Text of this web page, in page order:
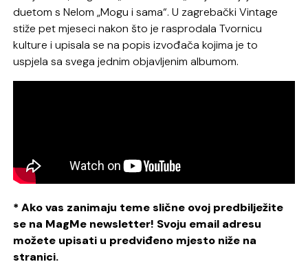
duetom s Nelom „Mogu i sama“. U zagrebački Vintage
stiže pet mjeseci nakon što je rasprodala Tvornicu
kulture i upisala se na popis izvođača kojima je to
uspjela sa svega jednim objavljenim albumom.
* Ako vas zanimaju teme slične ovoj predbilježite
se na MagMe newsletter! Svoju email adresu
možete upisati u predviđeno mjesto niže na
stranici.